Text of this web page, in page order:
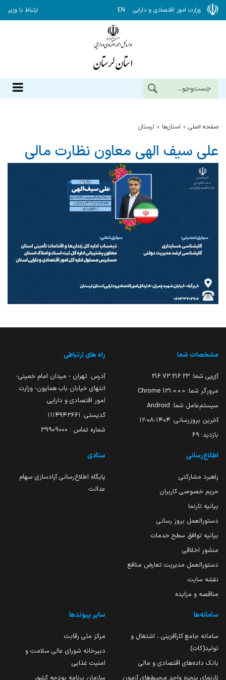
وزارت امور اقتصادی و دارایی EN ارتباط با وزیر
صفحه اصلی استان‌ها لرستان
علی سیف الهی معاون نظارت مالی
مشخصات شما
آی‌پی شما: 216.73.216.23
مرورگر شما: 131.0.0.0 Chrome
سیستم‌عامل شما: Android
آخرین بروزرسانی: ۱۴۰۴-۰۸-۱۲
بازدید: 69
راه های ارتباطی
آدرس: تهران - میدان امام خمینی-
انتهای خیابان باب همایون- وزارت
امور اقتصادی و دارایی
کدپستی: ۱۱۱۴۹۴۳۶۶۱
شماره تماس : 39909000
اطلاع‌رسانی
راهبرد مشارکتی
حریم خصوصی کاربران
بیانیه تارنما
دستورالعمل بروز رسانی
بیانیه توافق سطح خدمات
منشور اخلاقی
دستورالعمل مدیریت تعارض منافع
نقشه سایت
مناقصه و مزایده
ستادی
پایگاه اطلاع‌رسانی آزادسازی سهام
عدالت
سامانه‌ها
سامانه جامع کارآفرینی ، اشتغال و
تولید(کات)
بانک داده‌های اقتصادی و مالی
تارنمای پنجره واحد محیط‌های آزمون
سایر پیوندها
مرکز ملی رقابت
دبیرخانه شورای عالی سلامت و
امنیت غذایی
سازمان برنامه بودجه کشور